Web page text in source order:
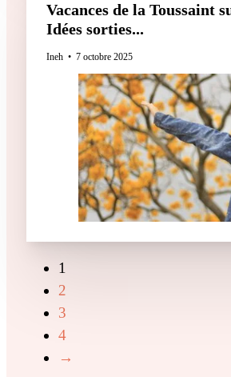
Vacances de la Toussaint
Idées sorties...
Ineh 7 octobre 2025
1
2
3
4
→